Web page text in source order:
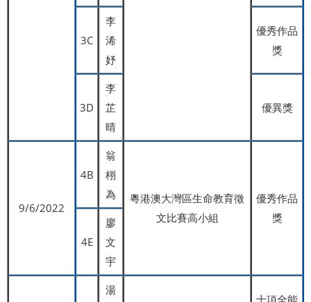
3C
李
浠
妤
優秀作品
獎
3D
李
芷
晴
優異獎
9/6/2022
4B
翁
栩
為
粵港澳大灣區生命教育徵
文比賽高小組
優秀作品
獎
4E
廖
文
宇
湯
十項全能